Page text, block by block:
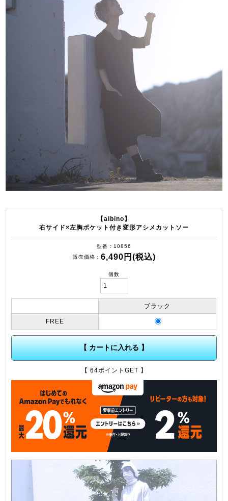
【albino】
右サイド×左胸ポケット付き変形アシメカットソー
型番
10856
販売価格
6,490円(税込)
個数
ブラック
FREE
【 カートに入れる 】
【 64ポイントGET 】